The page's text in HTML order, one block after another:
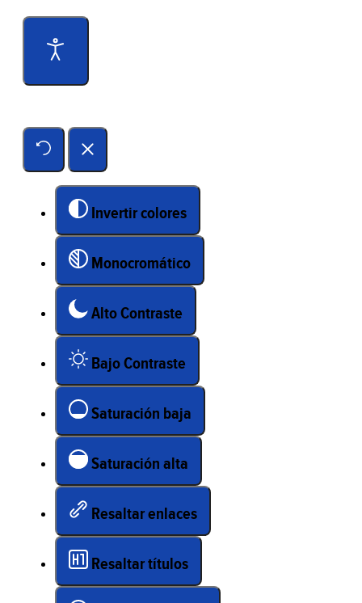
Invertir colores
Monocromático
Alto Contraste
Bajo Contraste
Saturación baja
Saturación alta
Resaltar enlaces
Resaltar títulos